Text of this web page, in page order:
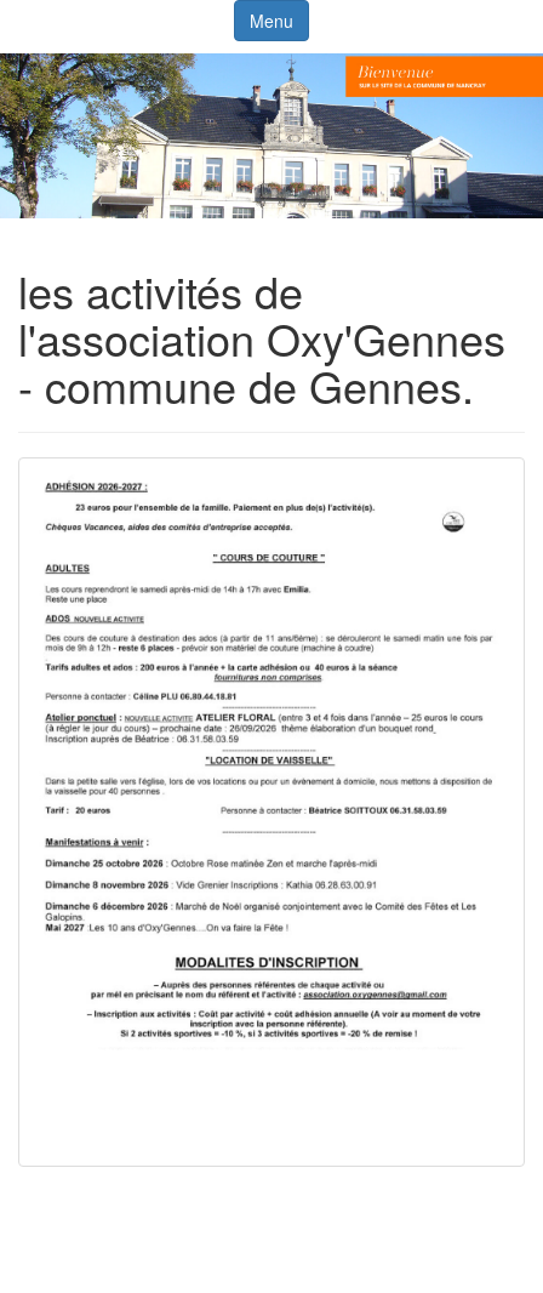
Menu
les activités de
l'association Oxy'Gennes
- commune de Gennes.